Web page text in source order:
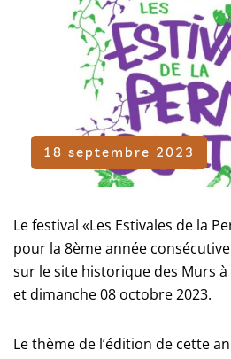
18 septembre 2023
Le festival «Les Estivales de la
pour la 8ème année
sur le site historique des Murs à
et dimanche 08 octobre 2023.
Le thème de l’édition de cette